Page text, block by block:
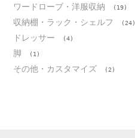
ワードローブ・洋服収納 (19)
収納棚・ラック・シェルフ (24)
ドレッサー (4)
脚 (1)
その他・カスタマイズ (2)